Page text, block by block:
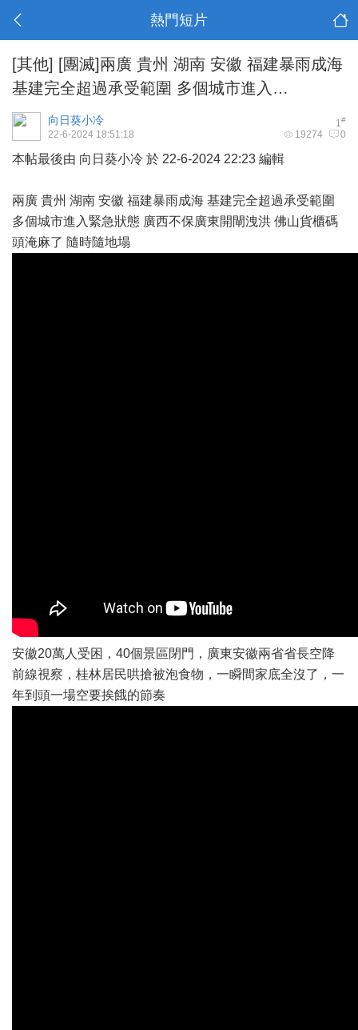
熱門短片
[其他] [團滅]兩廣 貴州 湖南 安徽 福建暴雨成海
基建完全超過承受範圍 多個城市進入…
1#
向日葵小冷
19274 0
22-6-2024 18:51:18
本帖最後由 向日葵小冷 於 22-6-2024 22:23 編輯
兩廣 貴州 湖南 安徽 福建暴雨成海 基建完全超過承受範圍
多個城市進入緊急狀態 廣西不保廣東開閘洩洪 佛山貨櫃碼
頭淹麻了 隨時隨地塌
安徽20萬人受困，40個景區閉門，廣東安徽兩省省長空降
前線視察，桂林居民哄搶被泡食物，一瞬間家底全沒了，一
年到頭一場空要挨餓的節奏